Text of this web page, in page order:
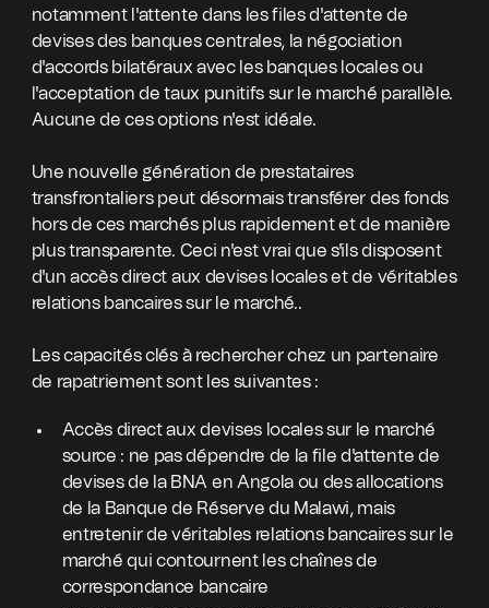
notamment l'attente dans les files d'attente de
devises des banques centrales, la négociation
d'accords bilatéraux avec les banques locales ou
l'acceptation de taux punitifs sur le marché parallèle.
Aucune de ces options n'est idéale.
Une nouvelle génération de prestataires
transfrontaliers peut désormais transférer des fonds
hors de ces marchés plus rapidement et de manière
plus transparente. Ceci n'est vrai que s'ils disposent
d'un accès direct aux devises locales et de véritables
relations bancaires sur le marché..
Les capacités clés à rechercher chez un partenaire
de rapatriement sont les suivantes :
Accès direct aux devises locales sur le marché
source : ne pas dépendre de la file d'attente de
devises de la BNA en Angola ou des allocations
de la Banque de Réserve du Malawi, mais
entretenir de véritables relations bancaires sur le
marché qui contournent les chaînes de
correspondance bancaire